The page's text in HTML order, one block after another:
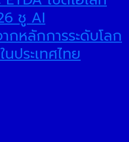
ชู AI
กหลักการระดับโลก
นประเทศไทย